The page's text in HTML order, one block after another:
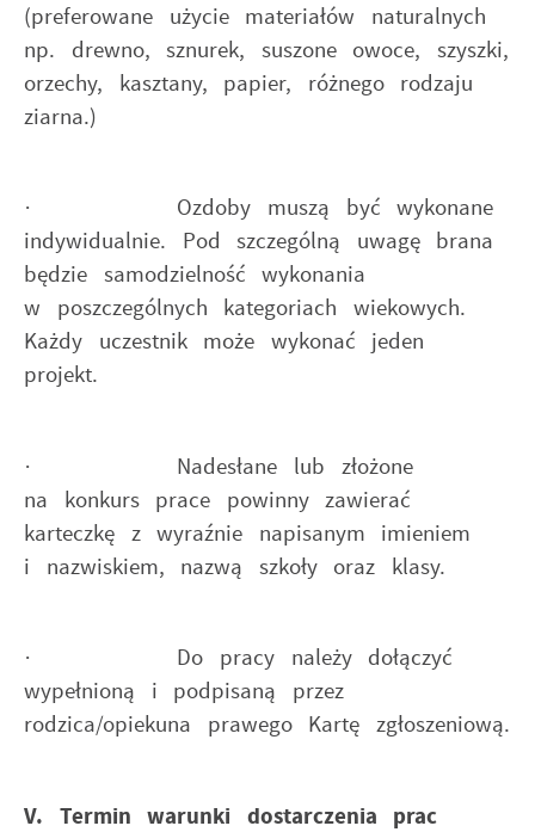
(preferowane użycie materiałów naturalnych
np. drewno, sznurek, suszone owoce, szyszki,
orzechy, kasztany, papier, różnego rodzaju
ziarna.)
· Ozdoby muszą być wykonane
indywidualnie. Pod szczególną uwagę brana
będzie samodzielność wykonania
w poszczególnych kategoriach wiekowych.
Każdy uczestnik może wykonać jeden
projekt.
· Nadesłane lub złożone
na konkurs prace powinny zawierać
karteczkę z wyraźnie napisanym imieniem
i nazwiskiem, nazwą szkoły oraz klasy.
· Do pracy należy dołączyć
wypełnioną i podpisaną przez
rodzica/opiekuna prawego Kartę zgłoszeniową.
V. Termin warunki dostarczenia prac